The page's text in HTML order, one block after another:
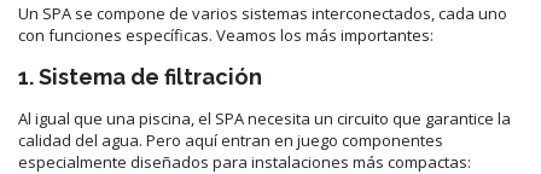
Un SPA se compone de varios sistemas interconectados, cada uno
con funciones específicas. Veamos los más importantes:
1. Sistema de filtración
Al igual que una piscina, el SPA necesita un circuito que garantice la
calidad del agua. Pero aquí entran en juego componentes
especialmente diseñados para instalaciones más compactas: